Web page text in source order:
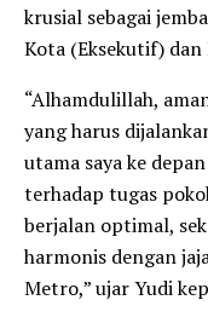
krusial sebagai
Kota (Eksekutif)
“Alhamdulillah,
yang harus
utama saya ke
terhadap tugas
berjalan optimal,
harmonis dengan
Metro,” ujar Yudi